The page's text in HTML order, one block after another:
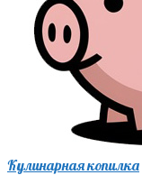
Кулинарная копилка